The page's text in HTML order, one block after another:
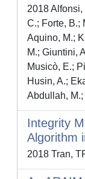
2018 Alfonsi,
C.; Forte, B.;
Aquino, M.;
M.; Giuntini,
Musicò, E.;
Husin, A.;
Abdullah, M.;
Integrity
Algorithm
2018 Tran,